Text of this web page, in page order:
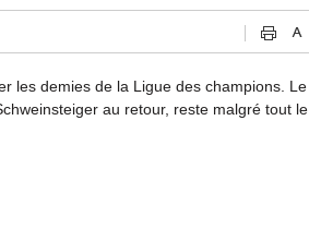
les demies de la Ligue des champions. Le
au retour, reste malgré tout le